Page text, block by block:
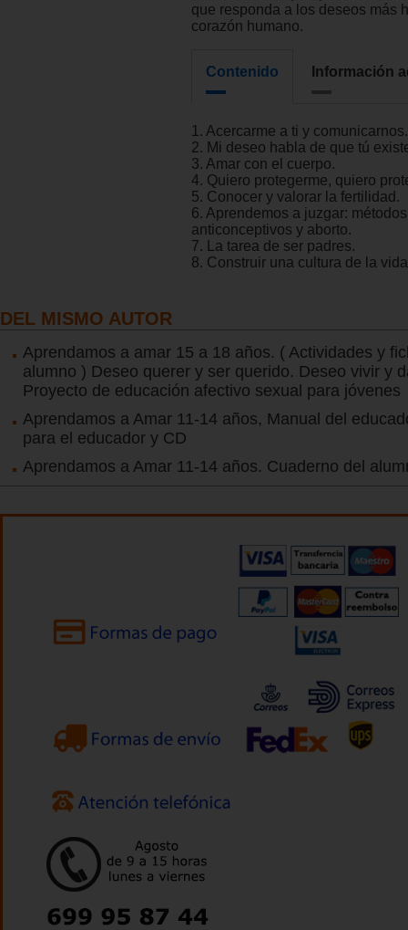
que responda a los deseos más
corazón humano.
Contenido Información
1. Acercarme a ti y comunicarnos.
2. Mi deseo habla de que tú
3. Amar con el cuerpo.
4. Quiero protegerme, quiero
5. Conocer y valorar la fertilidad.
6. Aprendemos a juzgar: métodos
anticonceptivos y aborto.
7. La tarea de ser padres.
8. Construir una cultura de la
DEL MISMO AUTOR
Aprendamos a amar 15 a 18 años. ( Actividades y
alumno ) Deseo querer y ser querido. Deseo vivir y
Proyecto de educación afectivo sexual para jóvenes
Aprendamos a Amar 11-14 años, Manual del
para el educador y CD
Aprendamos a Amar 11-14 años. Cuaderno del